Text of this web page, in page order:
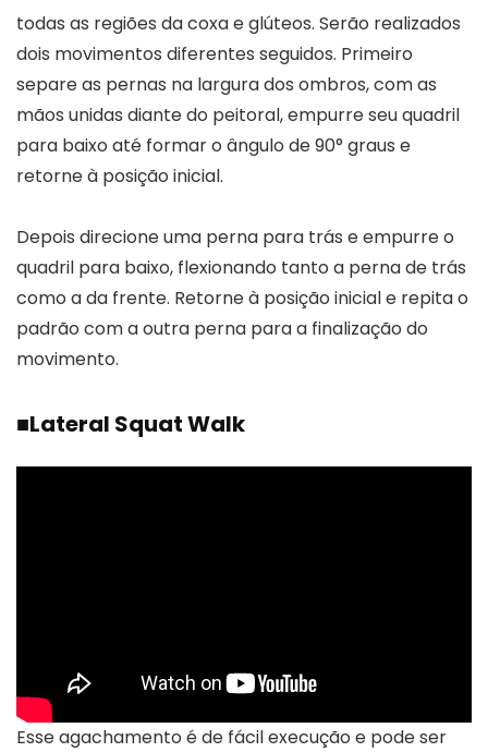
todas as regiões da coxa e glúteos. Serão realizados
dois movimentos diferentes seguidos. Primeiro
separe as pernas na largura dos ombros, com as
mãos unidas diante do peitoral, empurre seu quadril
para baixo até formar o ângulo de 90° graus e
retorne à posição inicial.
Depois direcione uma perna para trás e empurre o
quadril para baixo, flexionando tanto a perna de trás
como a da frente. Retorne à posição inicial e repita o
padrão com a outra perna para a finalização do
movimento.
■Lateral Squat Walk
Esse agachamento é de fácil execução e pode ser